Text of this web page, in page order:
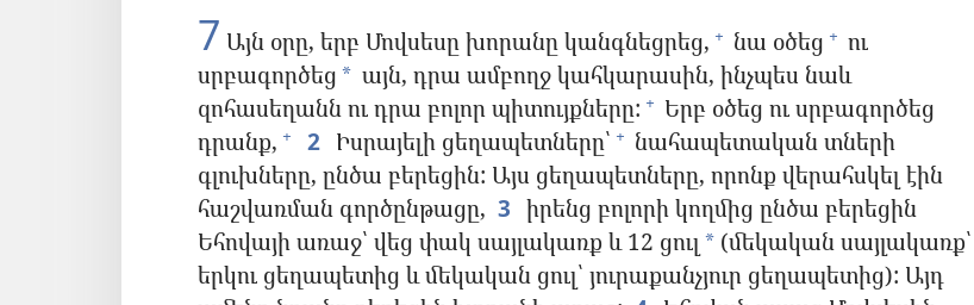
7 Այն օրը, երբ Մովսեսը խորանը կանգնեցրեց, + նա օծեց + ու
սրբագործեց * այն, դրա ամբողջ կահկարասին, ինչպես նաև
զոհասեղանն ու դրա բոլոր պիտույքները: + Երբ օծեց ու սրբագործեց
դրանք, + 2 Իսրայելի ցեղապետները՝ + նահապետական տների
գլուխները, ընծա բերեցին: Այս ցեղապետները, որոնք վերահսկել էին
հաշվառման գործընթացը, 3 իրենց բոլորի կողմից ընծա բերեցին
Եհովայի առաջ՝ վեց փակ սայլակառք և 12 ցուլ * (մեկական սայլակառք՝
երկու ցեղապետից և մեկական ցուլ՝ յուրաքանչյուր ցեղապետից): Այդ